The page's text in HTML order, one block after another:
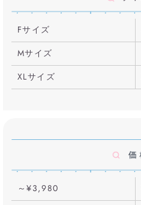
Fサイズ
Mサイズ
XLサイズ
～¥3,980